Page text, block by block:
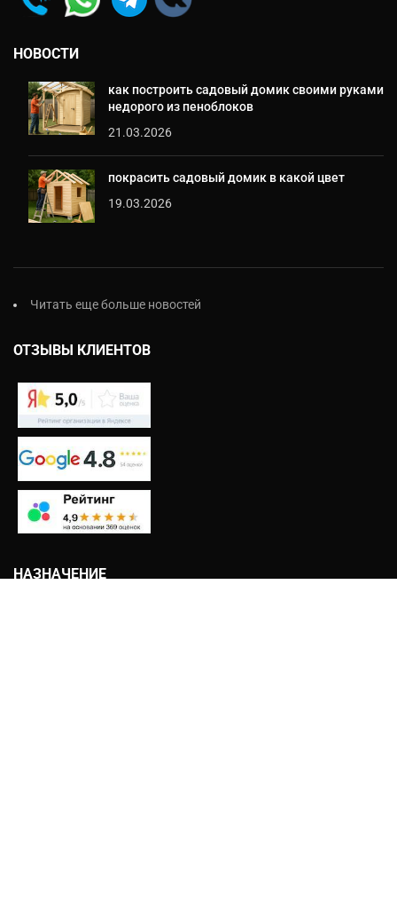
НОВОСТИ
как построить садовый домик своими руками
недорого из пеноблоков
21.03.2026
покрасить садовый домик в какой цвет
19.03.2026
Читать еще больше новостей
ОТЗЫВЫ КЛИЕНТОВ
НАЗНАЧЕНИЕ